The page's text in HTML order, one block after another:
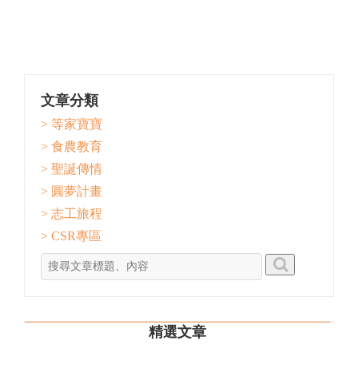
文章分類
> 等家寶寶
> 食農教育
> 聖誕傳情
> 圓夢計畫
> 志工旅程
> CSR專區
精選文章